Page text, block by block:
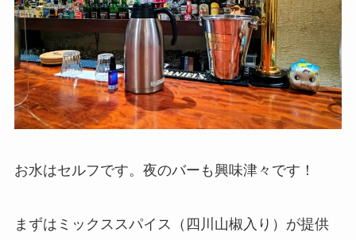
お水はセルフです。夜のバーも興味津々です！
まずはミックススパイス（四川山椒入り）が提供